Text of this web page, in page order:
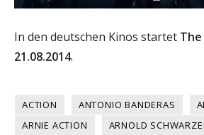
In den deutschen Kinos startet The
21.08.2014.
ACTION ANTONIO BANDERAS
ARNIE ACTION
ARNOLD